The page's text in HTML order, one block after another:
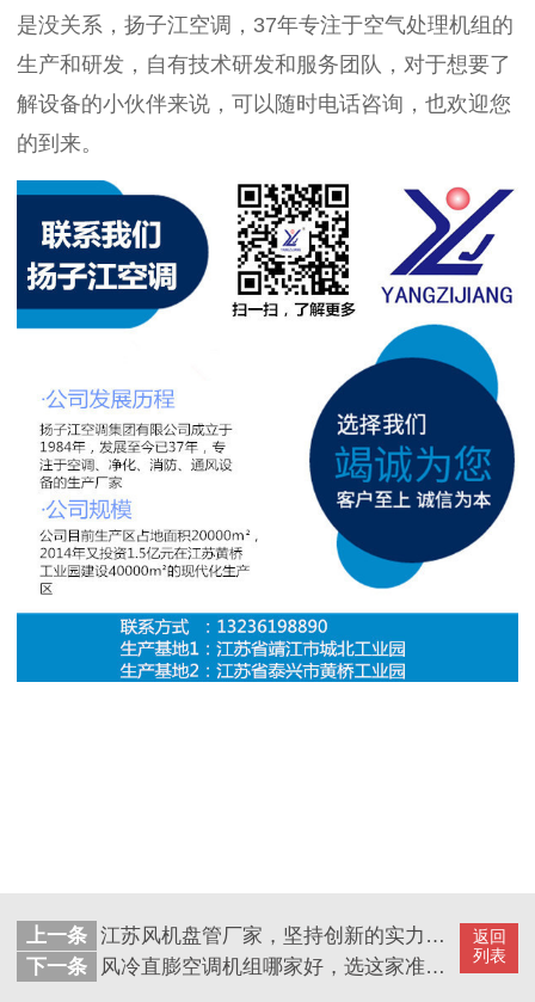
是没关系，扬子江空调，37年专注于空气处理机组的
生产和研发，自有技术研发和服务团队，对于想要了
解设备的小伙伴来说，可以随时电话咨询，也欢迎您
的到来。
返回
列表
上一条 江苏风机盘管厂家，坚持创新的实力厂家【扬子江空调】
下一条
风冷直膨空调机组哪家好，选这家准没错【扬子江空调】